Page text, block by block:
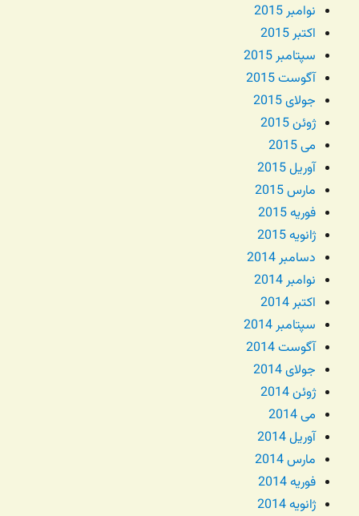
نوامبر 2015
اکتبر 2015
سپتامبر 2015
آگوست 2015
جولای 2015
ژوئن 2015
می 2015
آوریل 2015
مارس 2015
فوریه 2015
ژانویه 2015
دسامبر 2014
نوامبر 2014
اکتبر 2014
سپتامبر 2014
آگوست 2014
جولای 2014
ژوئن 2014
می 2014
آوریل 2014
مارس 2014
فوریه 2014
ژانویه 2014